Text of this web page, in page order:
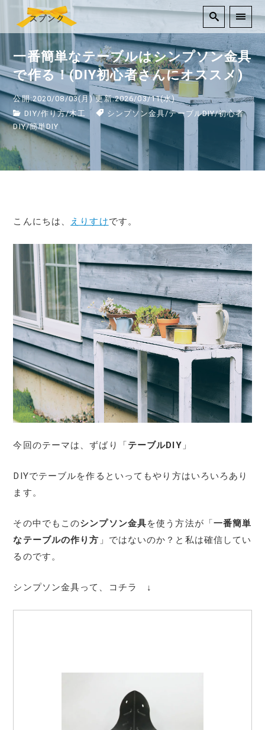
一番簡単なテーブルはシンプソン金具
で作る！(DIY初心者さんにオススメ)
公開:2020/08/03(月) 更新:2026/03/11(水)
DIY/作り方/木工 シンプソン金具/テーブルDIY/初心者
DIY/簡単DIY
こんにちは、 えりすけです。
今回のテーマは、ずばり「テーブルDIY 」
DIYでテーブルを作るといってもやり方はいろいろあり
ます。
その中でもこのシンプソン金具を使う方法が「一番簡単
なテーブルの作り方 」ではないのか？と私は確信してい
るのです。
シンプソン金具って、コチラ ↓